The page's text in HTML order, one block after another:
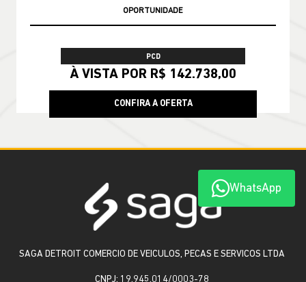
OPORTUNIDADE
PCD
À VISTA POR R$ 142.738,00
CONFIRA A OFERTA
WhatsApp
SAGA DETROIT COMERCIO DE VEICULOS, PECAS E SERVICOS LTDA
CNPJ: 19.945.014/0003-78